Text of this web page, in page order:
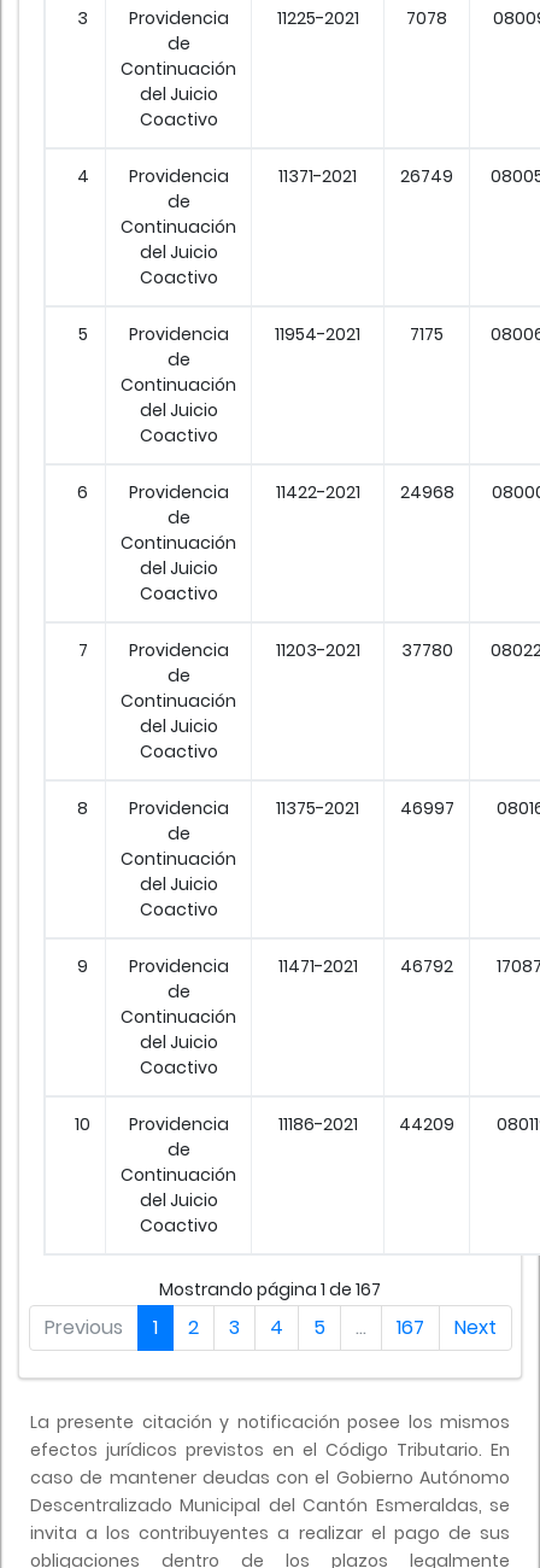
3
Providencia
de
Continuación
del Juicio
Coactivo
11225-2021 7078
4
Providencia
de
Continuación
del Juicio
Coactivo
11371-2021 26749
5
Providencia
de
Continuación
del Juicio
Coactivo
11954-2021 7175
6
Providencia
de
Continuación
del Juicio
Coactivo
11422-2021 24968
7
Providencia
de
Continuación
del Juicio
Coactivo
11203-2021 37780
8
Providencia
de
Continuación
del Juicio
Coactivo
11375-2021 46997
9
Providencia
de
Continuación
del Juicio
Coactivo
11471-2021 46792
10
Providencia
de
Continuación
del Juicio
Coactivo
11186-2021 44209
Mostrando página 1 de 167
Previous 1 2 3 4 5 … 167 Next
La presente citación y notificación posee los mismos
efectos jurídicos previstos en el Código Tributario. En
caso de mantener deudas con el Gobierno Autónomo
Descentralizado Municipal del Cantón Esmeraldas, se
invita a los contribuyentes a realizar el pago de sus
obligaciones dentro de los plazos legalmente